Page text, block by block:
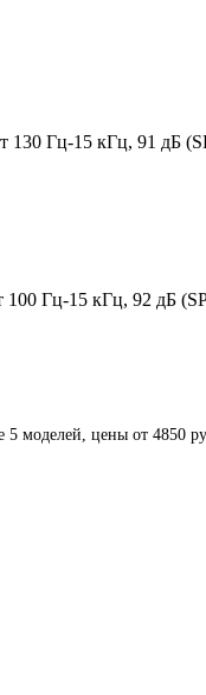
Гц-15 кГц, 91 дБ
Гц-15 кГц, 92 дБ
моделей, цены от 4850